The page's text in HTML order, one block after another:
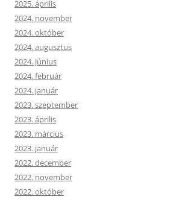
2025. április
2024. november
2024. október
2024. augusztus
2024. június
2024. február
2024. január
2023. szeptember
2023. április
2023. március
2023. január
2022. december
2022. november
2022. október